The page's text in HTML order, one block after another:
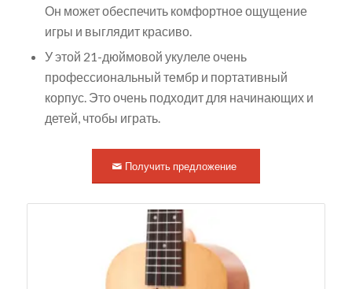
Он может обеспечить комфортное ощущение
игры и выглядит красиво.
У этой 21-дюймовой укулеле очень
профессиональный тембр и портативный
корпус. Это очень подходит для начинающих и
детей, чтобы играть.
Получить предложение